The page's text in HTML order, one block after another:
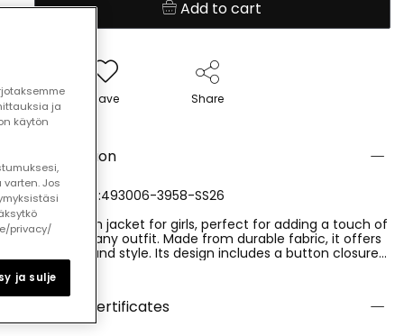
Add to cart
Save Share
Description
REFERENCE:493006-3958-SS26
Pink denim jacket for girls, perfect for adding a touch of
colour to any outfit. Made from durable fabric, it offers
comfort and style. Its design includes a button closure
and frayed details that give it a modern flair. Suitable
for ages from 12 months to 14 years, this garment is
perfect for casual occasions or happy days out. It can
be easily paired with jeans or skirts for a casual and
trendy look.
Ver más
Quality certificates
ja
käytön
Jos
privacy/
ja sulje